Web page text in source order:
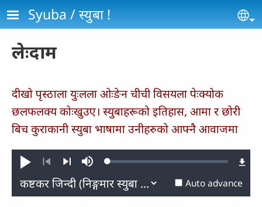
Skip to main content
Syuba / स्‍युबा !
लेःदाम
दीखो पृस्‍ठाला युःलला ओःङेन चीची विसयला पेःक्‍योक
छलफलक्‍य कोःखुउए। स्युबाहरूको इतिहास, आमा र छोरी
बिच कुराकानी स्युबा भाषामा उनीहरुको आफ्नै आवाजमा
Play
PreviousNext
MuteLoaded:
Auto advance